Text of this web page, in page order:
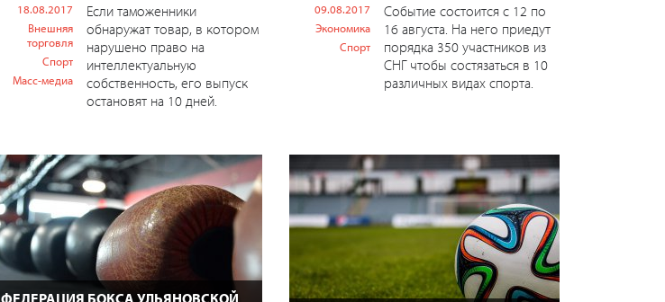
18.08.2017
Внешняя
торговля
Спорт
Масс-медиа
Если таможенники
обнаружат товар, в котором
нарушено право на
интеллектуальную
собственность, его выпуск
остановят на 10 дней.
09.08.2017
Экономика
Спорт
Событие состоится с 12 по
16 августа. На него приедут
порядка 350 участников из
СНГ чтобы состязаться в 10
различных видах спорта.
ФЕДЕРАЦИЯ БОКСА УЛЬЯНОВСКОЙ